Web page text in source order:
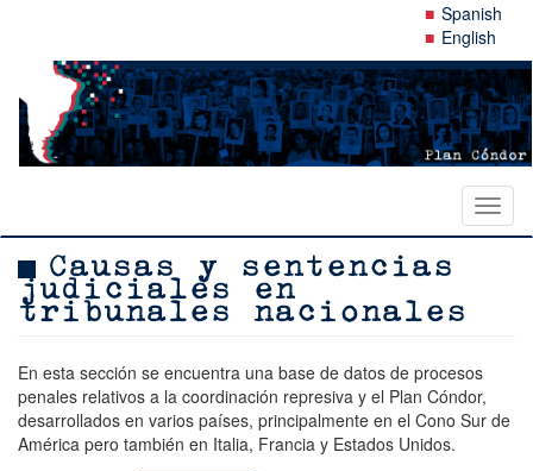
contenido
principal
Spanish
English
Causas y sentencias
judiciales en
tribunales nacionales
En esta sección se encuentra una base de datos de procesos
penales relativos a la coordinación represiva y el Plan Cóndor,
desarrollados en varios países, principalmente en el Cono Sur de
América pero también en Italia, Francia y Estados Unidos.